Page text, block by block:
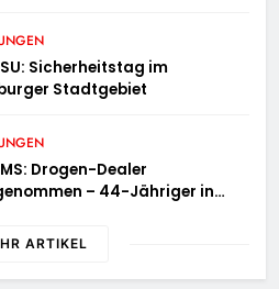
Sicherheitstag im
Stadtgebiet
Drogen-Dealer
– 44-Jähriger in
ARTIKEL